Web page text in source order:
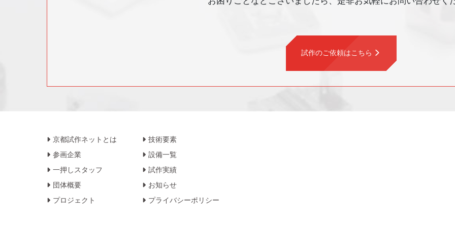
試作のご依頼はこちら
京都試作ネットとは
技術要素
参画企業
設備一覧
一押しスタッフ
試作実績
団体概要
お知らせ
プロジェクト
プライバシーポリシー